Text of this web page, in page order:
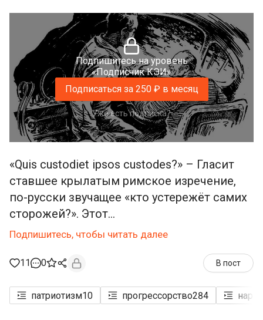
Подпишитесь на уровень
«Подписчик КЭИ»
Подписаться за 250 ₽ в месяц
Уже есть подписка?
«Quis custodiet ipsos custodes?» – Гласит
ставшее крылатым римское изречение,
по-русски звучащее «кто устережёт самих
сторожей?». Этот...
Подпишитесь, чтобы читать далее
11 0 В пост
патриотизм10 прогрессорство284